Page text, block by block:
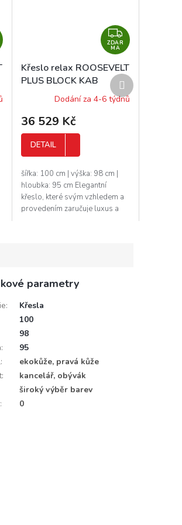
Z
D
R
M
A
ZDAR
MA
Křeslo relax ROOSEVELT
PLUS BLOCK KAB
kůže/ekokůžeDodání za 4-6 týdnů
36 529 Kč
DETAIL
šířka: 100 cm | výška: 98 cm |
hloubka: 95 cm Elegantní
křeslo, které svým vzhledem a
provedením zaručuje luxus a
Další
produkt
parametry
:
Křesla
100
98
:
95
:
ekokůže, pravá kůže
:
kancelář, obývák
široký výběr barev
: 0